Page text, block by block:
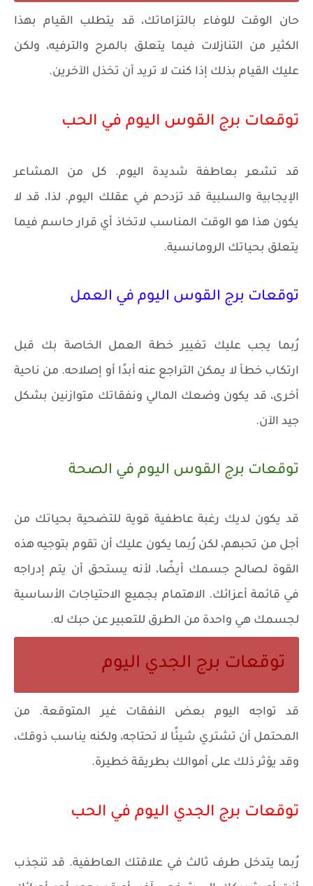
حان الوقت للوفاء بالتزاماتك، قد يتطلب القيام بهذا
الكثير من التنازلات فيما يتعلق بالمرح والترفيه، ولكن
عليك القيام بذلك إذا كنت لا تريد أن تخذل الآخرين.
توقعات برج القوس اليوم في الحب
قد تشعر بعاطفة شديدة اليوم. كل من المشاعر
الإيجابية والسلبية قد تزدحم في عقلك اليوم. لذا، قد لا
يكون هذا هو الوقت المناسب لاتخاذ أي قرار حاسم فيما
يتعلق بحياتك الرومانسية.
توقعات برج القوس اليوم في العمل
رُبما يجب عليك تغيير خطة العمل الخاصة بك قبل
ارتكاب خطأ لا يمكن التراجع عنه أبدًا أو إصلاحه. من ناحية
أخرى، قد يكون وضعك المالي ونفقاتك متوازنين بشكل
جيد الآن.
توقعات برج القوس اليوم في الصحة
قد يكون لديك رغبة عاطفية قوية للتضحية بحياتك من
أجل من تحبهم، لكن رُبما يكون عليك أن تقوم بتوجيه هذه
القوة لصالح جسمك أيضًا، لأنه يستحق أن يتم إدراجه
في قائمة أعزائك. الاهتمام بجميع الاحتياجات الأساسية
لجسمك هي واحدة من الطرق للتعبير عن حبك له.
توقعات برج الجدي اليوم
قد تواجه اليوم بعض النفقات غير المتوقعة. من
المحتمل أن تشتري شيئًا لا تحتاجه، ولكنه يناسب ذوقك،
وقد يؤثر ذلك على أموالك بطريقة خطيرة.
توقعات برج الجدي اليوم في الحب
رُبما يتدخل طرف ثالث في علاقتك العاطفية. قد تنجذب